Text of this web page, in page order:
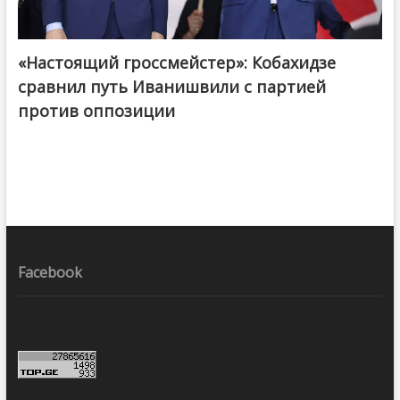
@ქართული ოცნება / Georgian Dream
«Настоящий гроссмейстер»: Кобахидзе
сравнил путь Иванишвили с партией
против оппозиции
Facebook